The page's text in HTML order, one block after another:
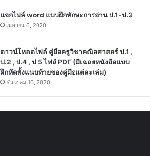
แจกไฟล์ word แบบฝึกทักษะการอ่าน ป.1-ป.3
เมษายน 6, 2020
ดาวน์โหลดไฟล์ คู่มือครูวิชาคณิตศาสตร์ ป.1 ,
ป.2 , ป.4 , ป.5 ไฟล์ PDF (มีเฉลยหนังสือแบบ
ฝึกหัดทั้งแนบท้ายของคู่มือแต่ละเล่ม)
ธันวาคม 10, 2020